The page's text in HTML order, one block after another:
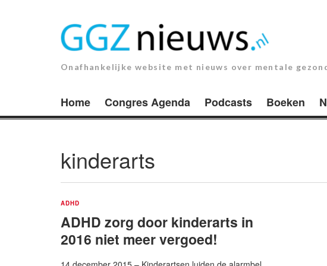
Onafhankelijke website met nieuws over mentale
Home Congres Agenda Podcasts Boeken
kinderarts
ADHD
ADHD zorg door kinderarts in
2016 niet meer vergoed!